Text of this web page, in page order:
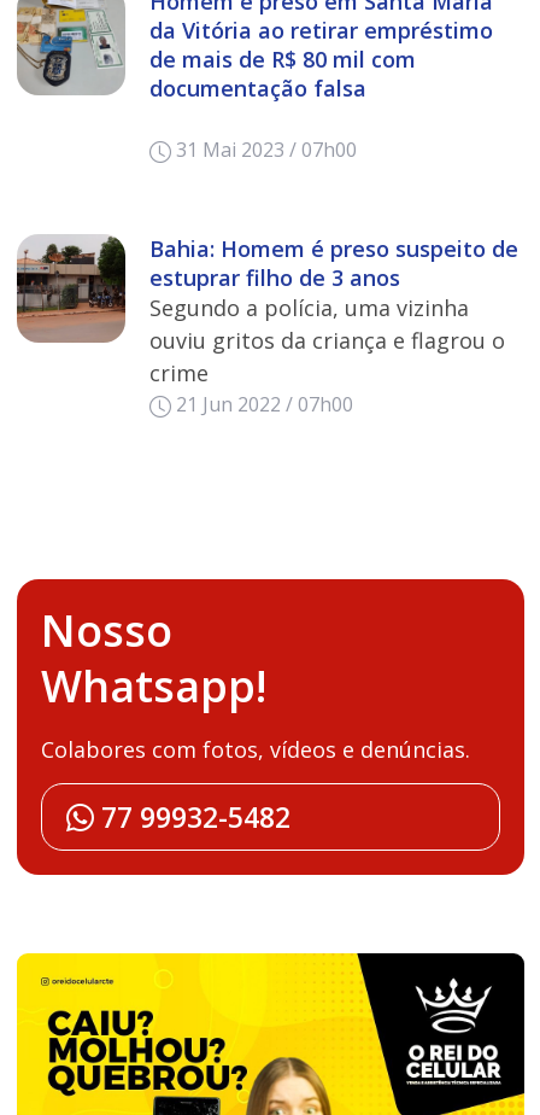
da Vitória ao retirar empréstimo
de mais de R$ 80 mil com
documentação falsa
31 Mai 2023 / 07h00
Bahia: Homem é preso suspeito de
estuprar filho de 3 anos
Segundo a polícia, uma vizinha
ouviu gritos da criança e flagrou o
crime
21 Jun 2022 / 07h00
Nosso
Whatsapp!
Colabores com fotos, vídeos e denúncias.
77 99932-5482